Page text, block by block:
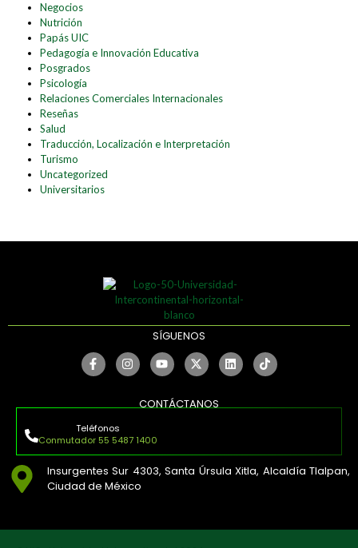
Negocios
Nutrición
Papás UIC
Pedagogía e Innovación Educativa
Posgrados
Psicología
Relaciones Comerciales Internacionales
Reseñas
Salud
Traducción, Localización e Interpretación
Turismo
Uncategorized
Universitarios
SÍGUENOS
CONTÁCTANOS
Teléfonos
Conmutador 55 5487 1400
Insurgentes Sur 4303, Santa Úrsula Xitla, Alcaldía Tlalpan,
Ciudad de México